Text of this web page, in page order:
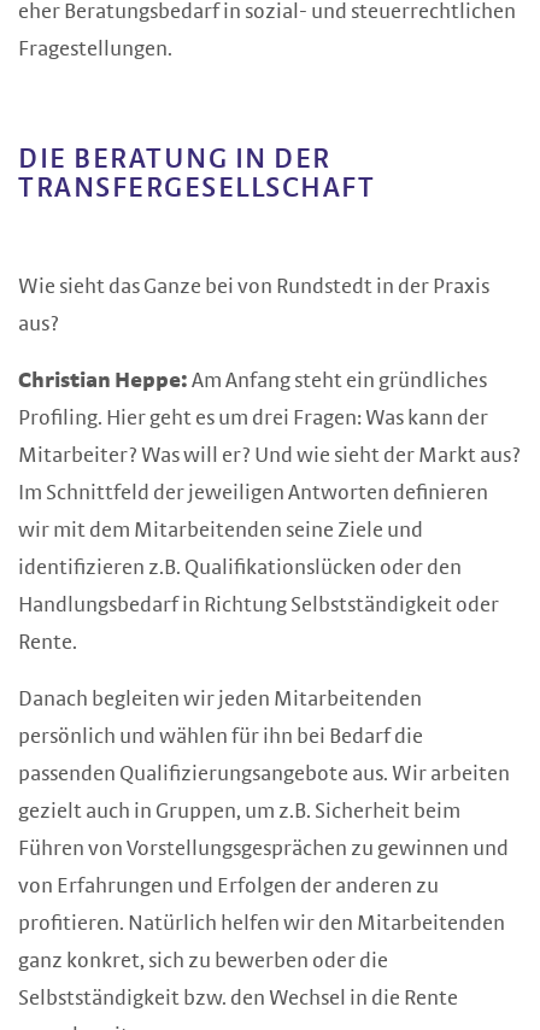
eher Beratungsbedarf in sozial- und steuerrechtlichen
Fragestellungen.
DIE BERATUNG IN DER
TRANSFERGESELLSCHAFT
Wie sieht das Ganze bei von Rundstedt in der Praxis
aus?
Christian Heppe: Am Anfang steht ein gründliches
Profiling. Hier geht es um drei Fragen: Was kann der
Mitarbeiter? Was will er? Und wie sieht der Markt aus?
Im Schnittfeld der jeweiligen Antworten definieren
wir mit dem Mitarbeitenden seine Ziele und
identifizieren z.B. Qualifikationslücken oder den
Handlungsbedarf in Richtung Selbstständigkeit oder
Rente.
Danach begleiten wir jeden Mitarbeitenden
persönlich und wählen für ihn bei Bedarf die
passenden Qualifizierungsangebote aus. Wir arbeiten
gezielt auch in Gruppen, um z.B. Sicherheit beim
Führen von Vorstellungsgesprächen zu gewinnen und
von Erfahrungen und Erfolgen der anderen zu
profitieren. Natürlich helfen wir den Mitarbeitenden
ganz konkret, sich zu bewerben oder die
Selbstständigkeit bzw. den Wechsel in die Rente